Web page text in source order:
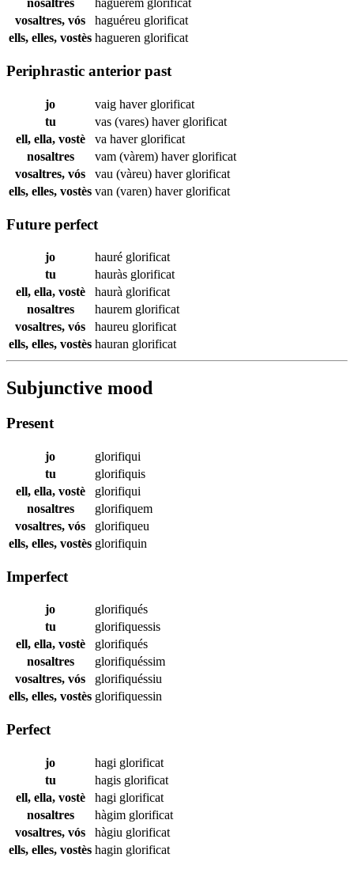
nosaltres haguérem glorificat
vosaltres, vós
haguéreu glorificat
ells, elles, vostès hagueren glorificat
Periphrastic anterior past
jo vaig haver glorificat
tu
vas (vares) haver glorificat
ell, ella, vostè
va haver glorificat
nosaltres
vam (vàrem) haver glorificat
vosaltres, vós
vau (vàreu) haver glorificat
ells, elles, vostès van (varen) haver glorificat
Future perfect
jo hauré glorificat
tu
hauràs glorificat
ell, ella, vostè
haurà glorificat
nosaltres
haurem glorificat
vosaltres, vós
haureu glorificat
ells, elles, vostès hauran glorificat
Subjunctive mood
Present
jo
glorifiqui
tu
glorifiquis
ell, ella, vostè
glorifiqui
nosaltres
glorifiquem
vosaltres, vós
glorifiqueu
ells, elles, vostès glorifiquin
Imperfect
jo
glorifiqués
tu
glorifiquessis
ell, ella, vostè
glorifiqués
nosaltres
glorifiquéssim
vosaltres, vós
glorifiquéssiu
ells, elles, vostès glorifiquessin
Perfect
jo hagi glorificat
tu
hagis glorificat
ell, ella, vostè
hagi glorificat
nosaltres
hàgim glorificat
vosaltres, vós
hàgiu glorificat
ells, elles, vostès hagin glorificat